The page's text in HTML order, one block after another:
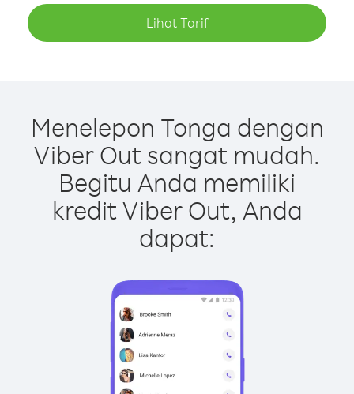
Lihat Tarif
Menelepon Tonga dengan
Viber Out sangat mudah.
Begitu Anda memiliki
kredit Viber Out, Anda
dapat: